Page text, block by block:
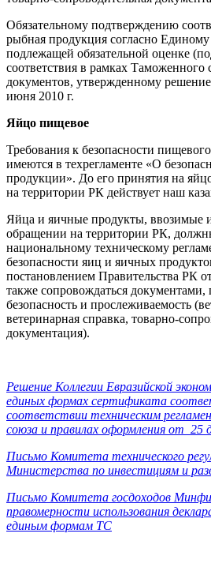
Обязательному подтверждению
рыбная продукция согласно
подлежащей обязательной оценке
соответствия в рамках
документов, утвержденному
июня 2010 г.
Яйцо пищевое
Требования к безопасности
имеются в техрегламенте «О
продукции». До его принятия на
на территории РК действует наш
Яйца и яичные продукты, ввозимые
обращении на территории РК,
национальному техническому
безопасности яиц и яичных
постановлением Правительства РК
также сопровождаться
безопасность и прослеживаемость
ветеринарная справка, товарно-
документация).
Решение Коллегии Евразийской
единых формах сертификата
соответствии техническим
союза и правилах оформления от 25
Письмо Комитета технического
Министерства по инвестициям и
Письмо Комитета госдоходов
правомерности использования
единым формам ТС